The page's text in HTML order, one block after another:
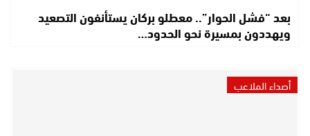
بعد “فشل الحوار”.. معطلو بركان يستأنفون التصعيد
ويهددون بمسيرة نحو الحدود…
أصداء الملاعب